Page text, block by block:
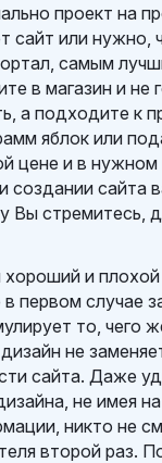
проект на
сайт или нужно,
самым
в магазин и не
а подходите к
яблок или
цене и в
создании сайта
Вы стремитесь,
хороший и
первом случае
то, чего
не
сайта. Даже
не имея
никто не
второй раз.